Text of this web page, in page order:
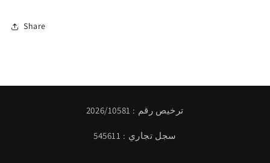
Share
ترخيص رقم : 2026/10581
سجل تجاري : 545611